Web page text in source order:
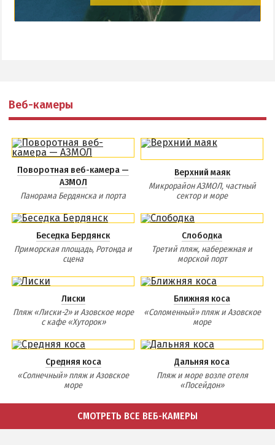
Веб-камеры
Поворотная веб-камера —
АЗМОЛ
Панорама Бердянска и порта
Верхний маяк
Микрорайон АЗМОЛ, частный
сектор и море
Беседка Бердянск
Приморская площадь, Ротонда и
сцена
Слободка
Третий пляж, набережная и
морской порт
Лиски
Пляж «Лиски-2» и Азовское море
с кафе «Хуторок»
Ближняя коса
«Соломенный» пляж и Азовское
море
Средняя коса
«Солнечный» пляж и Азовское
море
Дальняя коса
Пляж и море возле отеля
«Посейдон»
СМОТРЕТЬ ВСЕ ВЕБ-КАМЕРЫ